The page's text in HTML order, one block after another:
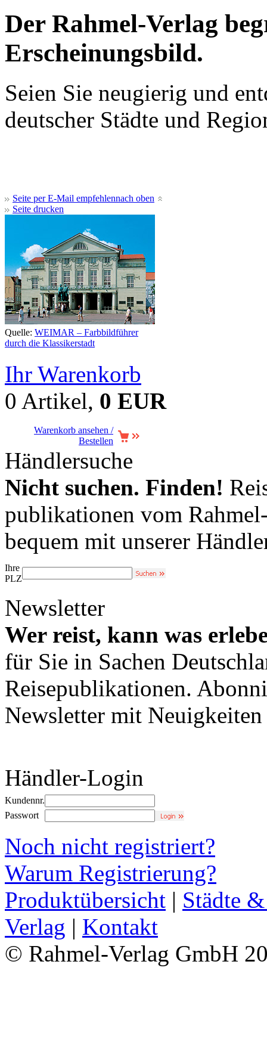
Der Rahmel-Verlag
Erscheinungsbild.
Seien Sie neugierig und
deutscher Städte und
Seite per E-Mail empfehlen
Seite drucken
nach oben
Quelle: WEIMAR – Farbbildführer
durch die Klassikerstadt
Ihr Warenkorb
0 Artikel, 0 EUR
Warenkorb ansehen /
Bestellen
Händlersuche
Nicht suchen. Finden!
publikationen vom
bequem mit unserer
Ihre
PLZ
Newsletter
Wer reist, kann was
für Sie in Sachen
Reisepublikationen.
Newsletter mit
Händler-Login
Kundennr.
Passwort
Noch nicht registriert?
Warum Registrierung?
Produktübersicht | Städte
Verlag | Kontakt
© Rahmel-Verlag GmbH